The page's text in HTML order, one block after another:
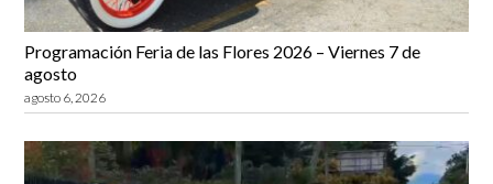
Programación Feria de las Flores 2026 – Viernes 7 de
agosto
agosto 6, 2026